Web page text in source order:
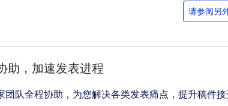
请参阅另
助，加速发表进程
团队全程协助，为您解决各类发表痛点，提升稿件